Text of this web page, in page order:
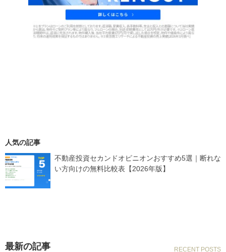
不動産投資セカンドオピニオンおすすめ5選｜断れな
い方向けの無料比較表【2026年版】
人気の記事
最新の記事